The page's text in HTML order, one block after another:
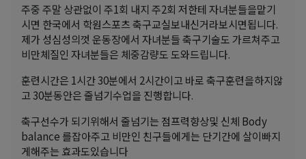
주중 주말 상관없이 주1회 내지 주2회 저한테 자녀분들을맡기
시면 한국에서 학원스포츠 축구교실보내신거라보시면됩니다.
제가 성심성의껏 운동장에서 자녀분들 축구기술도 가르쳐주고
비만체질인 자녀분들은 체중감량도 도와드립니다.
훈련시간은 1시간 30분에서 2시간이고 바로 축구훈련을하지않
고 30분동안은 줄넘기수업을 진행합니다.
축구선수가 되기위해서 줄넘기는 점프력향상및 신체 Body
balance 를잡아주고 비만인 친구들에게는 단기간에 살이빠지
게해주는 효과도있습니다